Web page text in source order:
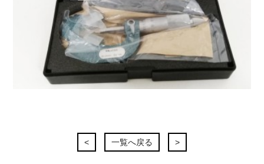
< 一覧へ戻る >